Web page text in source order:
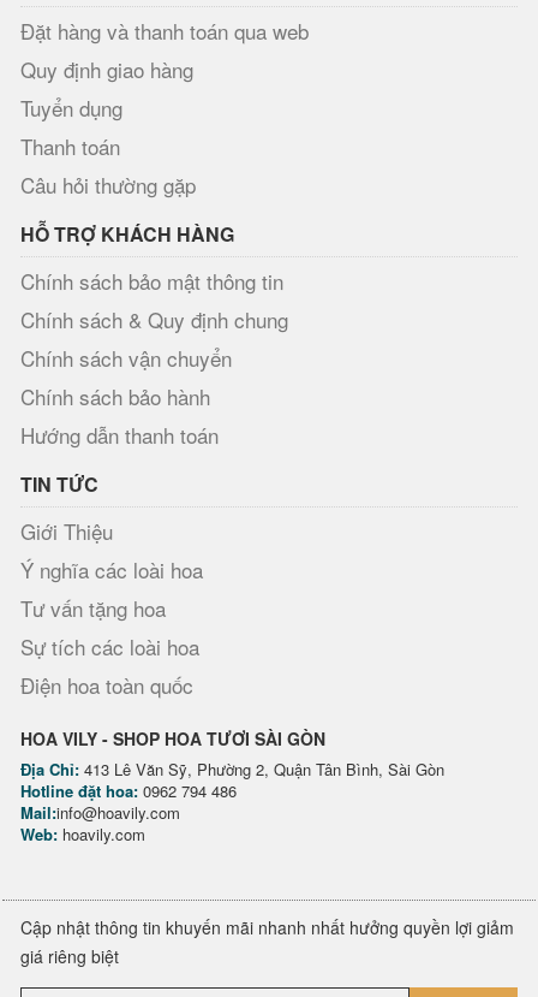
Đặt hàng và thanh toán qua web
Quy định giao hàng
Tuyển dụng
Thanh toán
Câu hỏi thường gặp
HỖ TRỢ KHÁCH HÀNG
Chính sách bảo mật thông tin
Chính sách & Quy định chung
Chính sách vận chuyển
Chính sách bảo hành
Hướng dẫn thanh toán
TIN TỨC
Giới Thiệu
Ý nghĩa các loài hoa
Tư vấn tặng hoa
Sự tích các loài hoa
Điện hoa toàn quốc
HOA VILY - SHOP HOA TƯƠI SÀI GÒN
Địa Chỉ: 413 Lê Văn Sỹ, Phường 2, Quận Tân Bình, Sài Gòn
Hotline đặt hoa: 0962 794 486
Mail:info@hoavily.com
Web: hoavily.com
Cập nhật thông tin khuyến mãi nhanh nhất hưởng quyền lợi giảm
giá riêng biệt